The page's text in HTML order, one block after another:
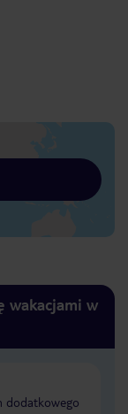
wakacjami w
dodatkowego